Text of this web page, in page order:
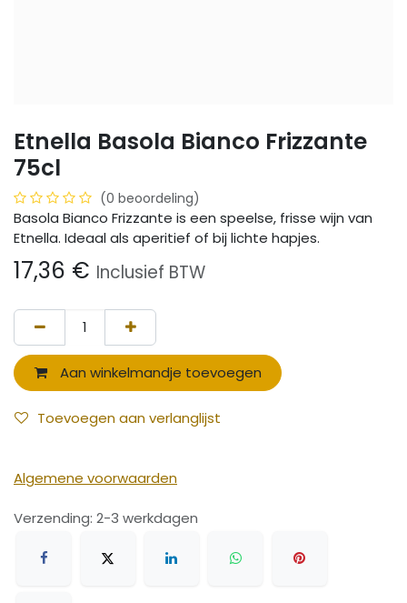
Etnella Basola Bianco Frizzante
75cl
(0 beoordeling)
Basola Bianco Frizzante is een speelse, frisse wijn van
Etnella. Ideaal als aperitief of bij lichte hapjes.
17,36 € Inclusief BTW
Aan winkelmandje toevoegen
Toevoegen aan verlanglijst
Algemene voorwaarden
Verzending: 2-3 werkdagen